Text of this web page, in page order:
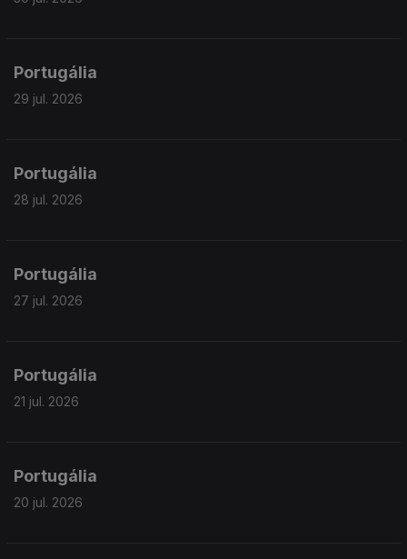
Portugália
29 jul. 2026
Portugália
28 jul. 2026
Portugália
27 jul. 2026
Portugália
21 jul. 2026
Portugália
20 jul. 2026